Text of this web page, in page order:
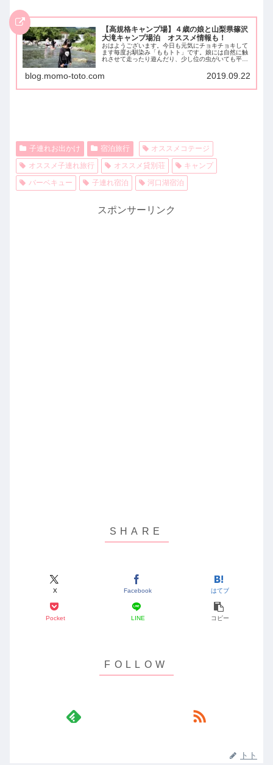
【高規格キャンプ場】４歳の娘と山梨県篠沢
大滝キャンプ場泊 オススメ情報も！
おはようございます。今日も元気にチョキチョキして
ます毎度お馴染み「ももトト」です。娘には自然に触
れさせて走ったり遊んだり、少し位の虫がいても平気
自分でなんとかしてみる。そんな体験って必要では
な...
blog.momo-toto.com 2019.09.22
子連れお出かけ 宿泊旅行
オススメコテージ
オススメ子連れ旅行
オススメ貸別荘
キャンプ
バーベキュー
子連れ宿泊 河口湖宿泊
スポンサーリンク
X Facebook はてブ
Pocket LINE コピー
トト